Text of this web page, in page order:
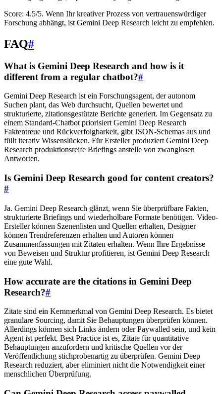
Score: 4.5/5. Wenn Ihr kreativer Prozess von vertrauenswürdiger
Forschung abhängt, ist Gemini Deep Research leicht zu empfehlen.
FAQ#
What is Gemini Deep Research and how is it
different from a regular chatbot?#
Gemini Deep Research ist ein Forschungsagent, der autonom
Suchen plant, das Web durchsucht, Quellen bewertet und
strukturierte, zitationsgestützte Berichte generiert. Im Gegensatz zu
einem Standard-Chatbot priorisiert Gemini Deep Research
Faktentreue und Rückverfolgbarkeit, gibt JSON-Schemas aus und
füllt iterativ Wissenslücken. Für Ersteller produziert Gemini Deep
Research produktionsreife Briefings anstelle von zwanglosen
Antworten.
Is Gemini Deep Research good for content creators?
#
Ja. Gemini Deep Research glänzt, wenn Sie überprüfbare Fakten,
strukturierte Briefings und wiederholbare Formate benötigen. Video-
Ersteller können Szenenlisten und Quellen erhalten, Designer
können Trendreferenzen erhalten und Autoren können
Zusammenfassungen mit Zitaten erhalten. Wenn Ihre Ergebnisse
von Beweisen und Struktur profitieren, ist Gemini Deep Research
eine gute Wahl.
How accurate are the citations in Gemini Deep
Research?#
Zitate sind ein Kernmerkmal von Gemini Deep Research. Es bietet
granulare Sourcing, damit Sie Behauptungen überprüfen können.
Allerdings können sich Links ändern oder Paywalled sein, und kein
Agent ist perfekt. Best Practice ist es, Zitate für quantitative
Behauptungen anzufordern und kritische Quellen vor der
Veröffentlichung stichprobenartig zu überprüfen. Gemini Deep
Research reduziert, aber eliminiert nicht die Notwendigkeit einer
menschlichen Überprüfung.